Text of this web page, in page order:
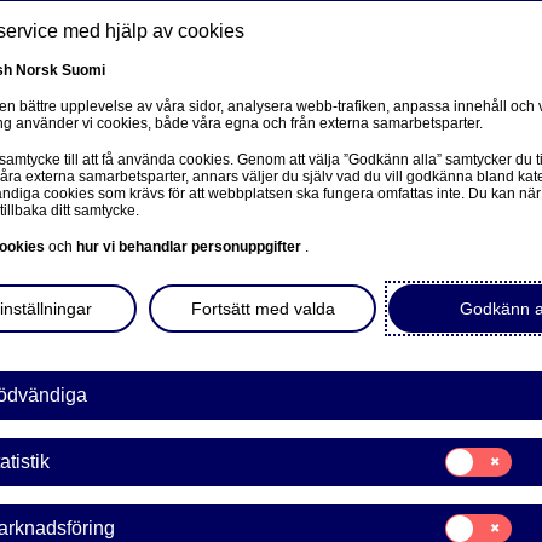
Om oss Investerare Nyheter & insikter
to a related page.
för första halvåret 2024
med hjälp av cookies
Norsk Suomi
bättre upplevelse av våra sidor, analysera webb-trafiken, anpassa innehåll och
använder vi cookies, både våra egna och från externa samarbetsparter.
till att få använda cookies. Genom att välja ”Godkänn alla” samtycker du
externa samarbetsparter, annars väljer du själv vad du vill godkänna bland
cookies som krävs för att webbplatsen ska fungera omfattas inte. Du kan
ditt samtycke.
och hur vi behandlar personuppgifter .
Godkänn
Fortsätt med valda
Samtycke
för:
Statistik
Samtycke